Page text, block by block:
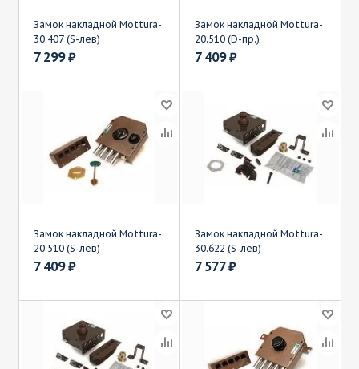
Замок накладной Mottura-
30.407 (S-лев)
7 299₽
Замок накладной Mottura-
20.510 (D-пр.)
7 409₽
Замок накладной Mottura-
20.510 (S-лев)
7 409₽
Замок накладной Mottura-
30.622 (S-лев)
7 577₽